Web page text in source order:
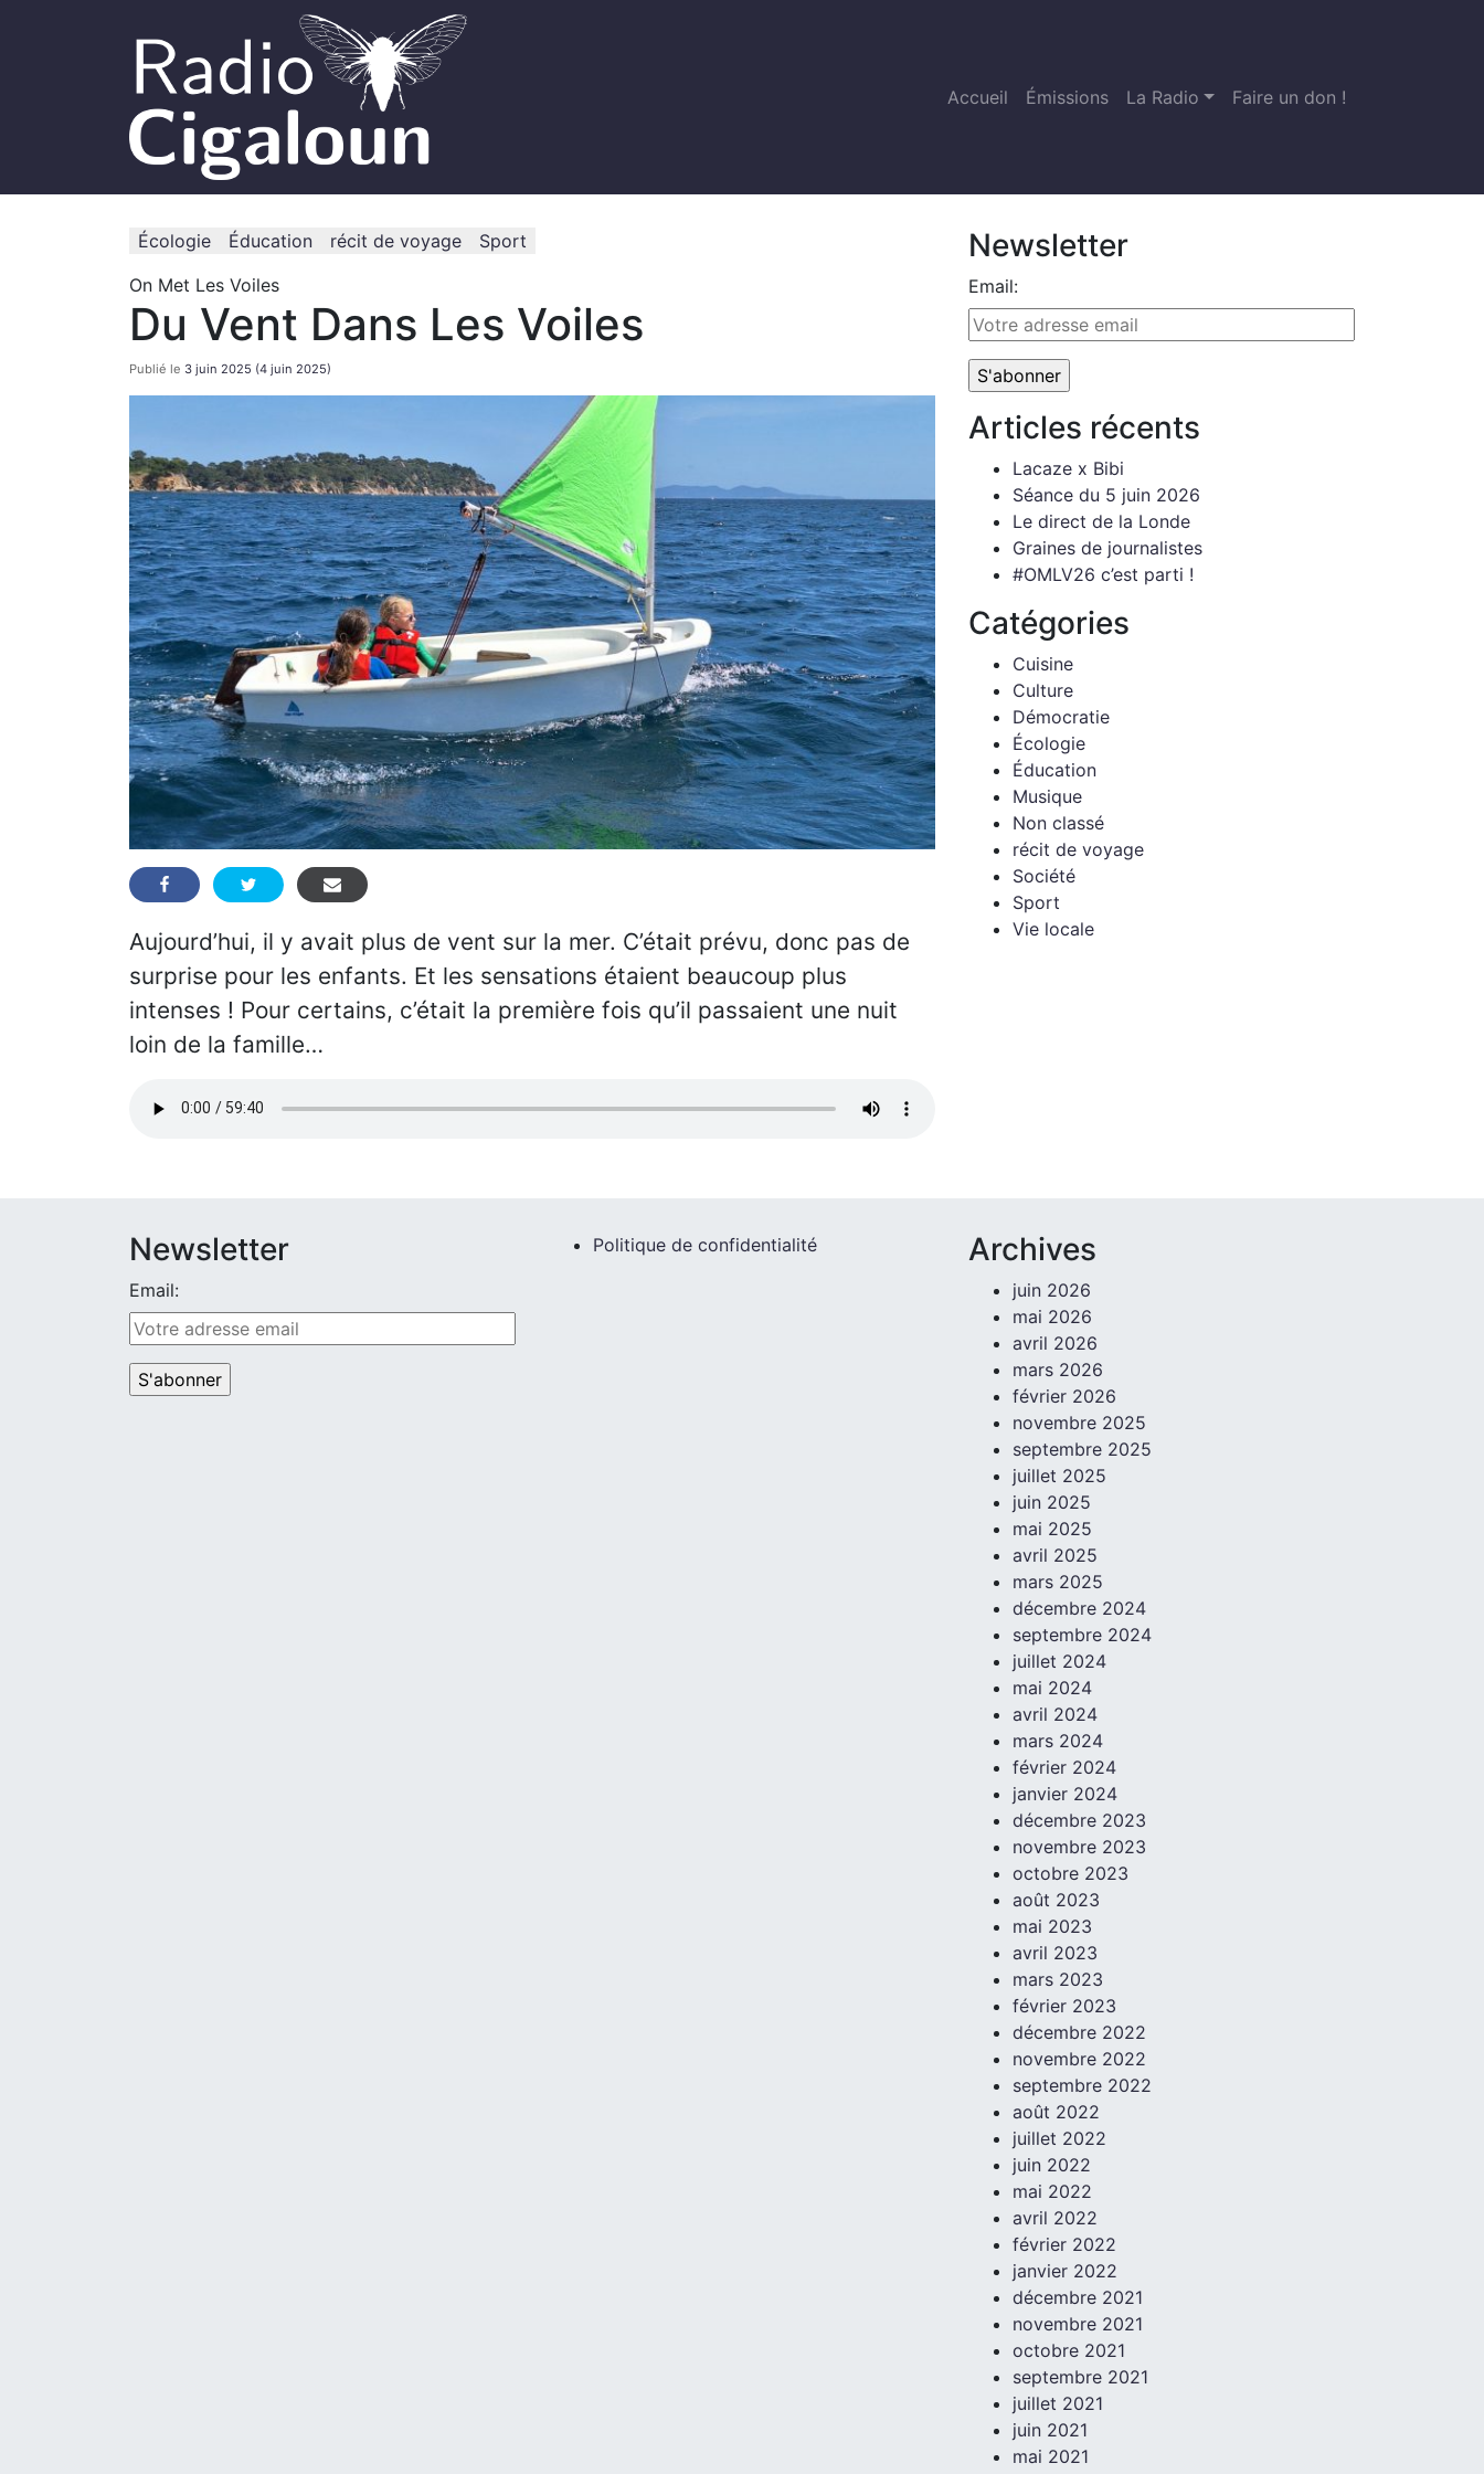
Accueil Émissions La Radio Faire un don !
Écologie Éducation récit de voyage
Sport
On Met Les Voiles
Du Vent Dans Les Voiles
Publié le 3 juin 2025 (4 juin 2025)
Aujourd’hui, il y avait plus de vent sur la mer. C’était prévu, donc pas de
surprise pour les enfants. Et les sensations étaient beaucoup plus
intenses ! Pour certains, c’était la première fois qu’il passaient une nuit
loin de la famille…
Newsletter
Email:
Articles récents
Lacaze x Bibi
Séance du 5 juin 2026
Le direct de la Londe
Graines de journalistes
#OMLV26 c’est parti !
Catégories
Cuisine
Culture
Démocratie
Écologie
Éducation
Musique
Non classé
récit de voyage
Société
Sport
Vie locale
Newsletter
Email:
Politique de confidentialité Archives
juin 2026
mai 2026
avril 2026
mars 2026
février 2026
novembre 2025
septembre 2025
juillet 2025
juin 2025
mai 2025
avril 2025
mars 2025
décembre 2024
septembre 2024
juillet 2024
mai 2024
avril 2024
mars 2024
février 2024
janvier 2024
décembre 2023
novembre 2023
octobre 2023
août 2023
mai 2023
avril 2023
mars 2023
février 2023
décembre 2022
novembre 2022
septembre 2022
août 2022
juillet 2022
juin 2022
mai 2022
avril 2022
février 2022
janvier 2022
décembre 2021
novembre 2021
octobre 2021
septembre 2021
juillet 2021
juin 2021
mai 2021